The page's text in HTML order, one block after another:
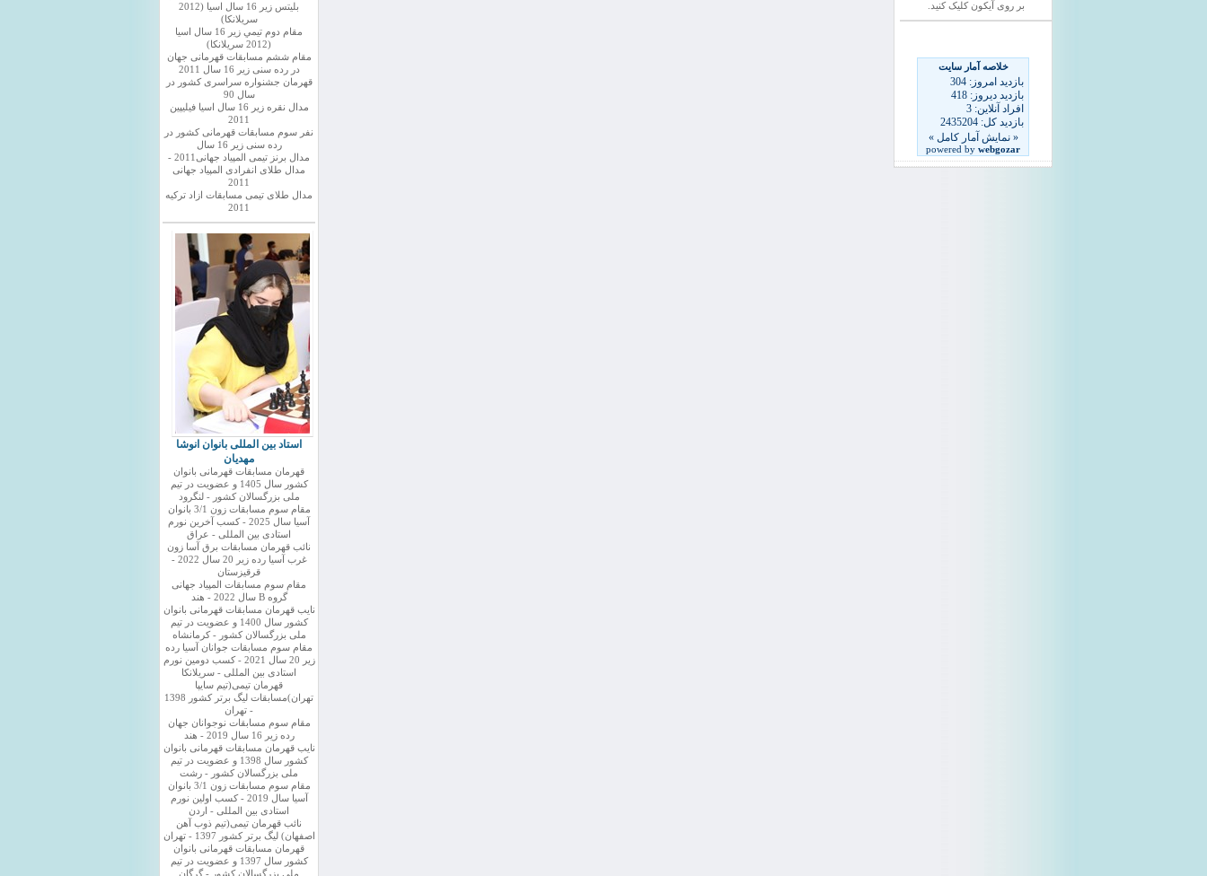
بر روی آیکون کلیک کنید.
بليتس زير 16 سال اسيا (2012
سريلانكا)
مقام دوم تيمي زير 16 سال اسيا
(2012 سريلانكا)
مقام ششم مسابقات قهرمانی جهان
در رده سنی زیر 16 سال 2011
قهرمان جشنواره سراسری کشور در
سال 90
مدال نقره زیر 16 سال اسیا فیلیپین
2011
نفر سوم مسابقات قهرمانی کشور در
رده سنی زیر 16 سال
مدال برنز تیمی المپیاد جهانی2011 -
مدال طلای انفرادی المپیاد جهانی
2011
مدال طلای تیمی مسابقات ازاد ترکیه
2011
استاد بین المللی بانوان انوشا
مهدیان
قهرمان مسابقات قهرمانی بانوان
کشور سال 1405 و عضویت در تیم
ملی بزرگسالان کشور - لنگرود
مقام سوم مسابقات زون 3/1 بانوان
آسیا سال 2025 - کسب آخرین نورم
استادی بین المللی - عراق
نائب قهرمان مسابقات برق آسا زون
غرب آسیا رده زیر 20 سال 2022 -
قرقیزستان
مقام سوم مسابقات المپیاد جهانی
گروه B سال 2022 - هند
نایب قهرمان مسابقات قهرمانی بانوان
کشور سال 1400 و عضویت در تیم
ملی بزرگسالان کشور - کرمانشاه
مقام سوم مسابقات جوانان آسیا رده
زیر 20 سال 2021 - کسب دومین نورم
استادی بین المللی - سریلانکا
قهرمان تیمی(تیم سایپا
تهران)مسابقات لیگ برتر کشور 1398
- تهران
مقام سوم مسابقات نوجوانان جهان
رده زیر 16 سال 2019 - هند
نایب قهرمان مسابقات قهرمانی بانوان
کشور سال 1398 و عضویت در تیم
ملی بزرگسالان کشور - رشت
مقام سوم مسابقات زون 3/1 بانوان
آسیا سال 2019 - کسب اولین نورم
استادی بین المللی - اردن
نائب قهرمان تیمی(تیم ذوب آهن
اصفهان) لیگ برتر کشور 1397 - تهران
قهرمان مسابقات قهرمانی بانوان
کشور سال 1397 و عضویت در تیم
ملی بزرگسالان کشور - گرگان